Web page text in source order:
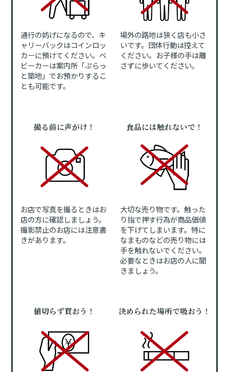
通行の妨げになるので、キ
ャリーバックはコインロッ
カーに預けてください。ベ
ビーカーは案内所「ぷらっ
と築地」でお預かりするこ
とも可能です。
場外の路地は狭く店も小さ
いです。団体行動は控えて
ください。お子様の手は離
さずに歩いてください。
撮る前に声がけ！
お店で写真を撮るときはお
店の方に確認しましょう。
撮影禁止のお店には注意書
きがあります。
食品には触れないで！
大切な売り物です。触った
り指で押す行為が商品価値
を下げてしまいます。特に
なまものなどの売り物には
手を触れないでください。
必要なときはお店の人に聞
きましょう。
値切らず買おう！ 決められた場所で吸おう！